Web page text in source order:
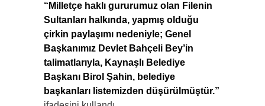
“Milletçe haklı gururumuz olan Filenin
Sultanları halkında, yapmış olduğu
çirkin paylaşımı nedeniyle; Genel
Başkanımız Devlet Bahçeli Bey’in
talimatlarıyla, Kaynaşlı Belediye
Başkanı Birol Şahin, belediye
başkanları listemizden düşürülmüştür.”